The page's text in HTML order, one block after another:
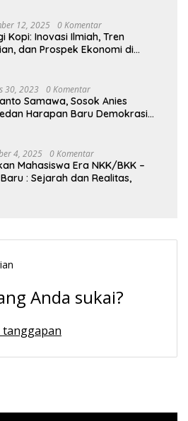
12, 2025 0 Komentar
Kopi: Inovasi Ilmiah, Tren
dan Prospek Ekonomi di
30, 2023 0 Komentar
Samawa, Sosok Anies
Harapan Baru Demokrasi
4, 2025 0 Komentar
Mahasiswa Era NKK/BKK –
: Sejarah dan Realitas,
Anda sukai?
tanggapan